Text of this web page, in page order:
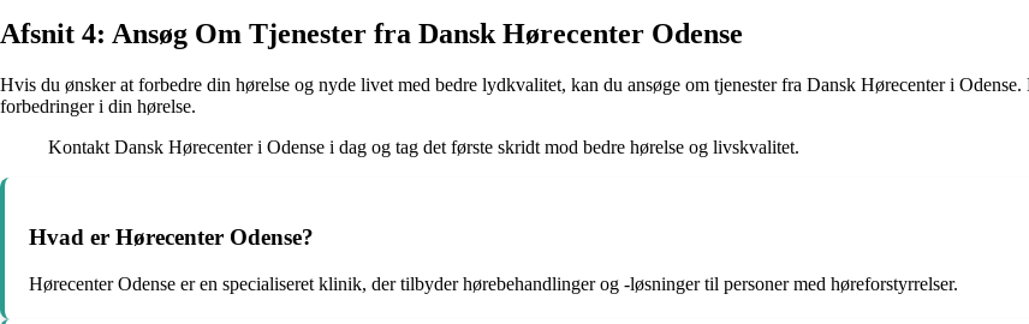
Afsnit 4: Ansøg Om Tjenester fra Dansk Hørecenter Odense
Hvis du ønsker at forbedre din hørelse og nyde livet med bedre lydkvalitet, kan du ansøge om tjenester fra Dansk Hørecenter i
forbedringer i din hørelse.
Kontakt Dansk Hørecenter i Odense i dag og tag det første skridt mod bedre hørelse og livskvalitet.
Hvad er Hørecenter Odense?
Hørecenter Odense er en specialiseret klinik, der tilbyder hørebehandlinger og -løsninger til personer med høreforstyrrelser.